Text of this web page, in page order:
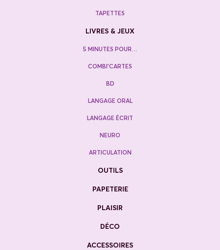
TAPETTES
LIVRES & JEUX
5 MINUTES POUR…
COMBI’CARTES
BD
LANGAGE ORAL
LANGAGE ÉCRIT
NEURO
ARTICULATION
OUTILS
PAPETERIE
PLAISIR
DÉCO
ACCESSOIRES